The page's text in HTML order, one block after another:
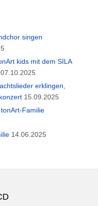
singen
kids mit dem SILA
07.10.2025
erklingen,
15.09.2025
Familie
14.06.2025